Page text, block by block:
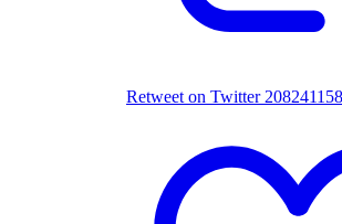
Retweet on Twitter